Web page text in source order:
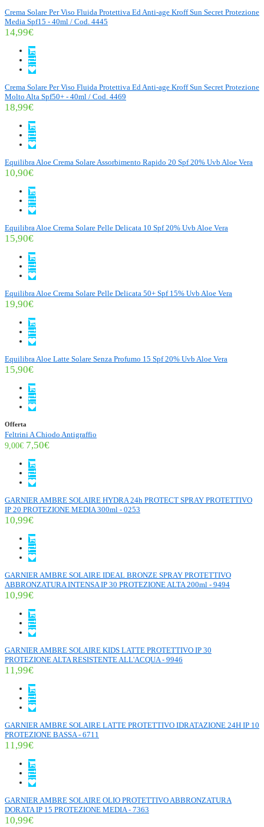
Crema Solare Per Viso Fluida Protettiva Ed Anti-age Kroff Sun Secret Protezione
Media Spf15 - 40ml / Cod. 4445
14,99€
Crema Solare Per Viso Fluida Protettiva Ed Anti-age Kroff Sun Secret Protezione
Molto Alta Spf50+ - 40ml / Cod. 4469
18,99€
Equilibra Aloe Crema Solare Assorbimento Rapido 20 Spf 20% Uvb Aloe Vera
10,90€
Equilibra Aloe Crema Solare Pelle Delicata 10 Spf 20% Uvb Aloe Vera
15,90€
Equilibra Aloe Crema Solare Pelle Delicata 50+ Spf 15% Uvb Aloe Vera
19,90€
Equilibra Aloe Latte Solare Senza Profumo 15 Spf 20% Uvb Aloe Vera
15,90€
Offerta
Feltrini A Chiodo Antigraffio
9,00€ 7,50€
GARNIER AMBRE SOLAIRE HYDRA 24h PROTECT SPRAY PROTETTIVO
IP 20 PROTEZIONE MEDIA 300ml - 0253
10,99€
GARNIER AMBRE SOLAIRE IDEAL BRONZE SPRAY PROTETTIVO
ABBRONZATURA INTENSA IP 30 PROTEZIONE ALTA 200ml - 9494
10,99€
GARNIER AMBRE SOLAIRE KIDS LATTE PROTETTIVO IP 30
PROTEZIONE ALTA RESISTENTE ALL'ACQUA - 9946
11,99€
GARNIER AMBRE SOLAIRE LATTE PROTETTIVO IDRATAZIONE 24H IP 10
PROTEZIONE BASSA - 6711
11,99€
GARNIER AMBRE SOLAIRE OLIO PROTETTIVO ABBRONZATURA
DORATA IP 15 PROTEZIONE MEDIA - 7363
10,99€